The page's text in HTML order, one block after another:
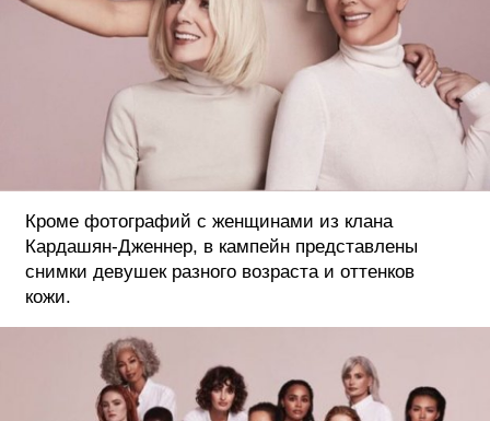
Кроме фотографий с женщинами из клана
Кардашян-Дженнер, в кампейн представлены
снимки девушек разного возраста и оттенков
кожи.